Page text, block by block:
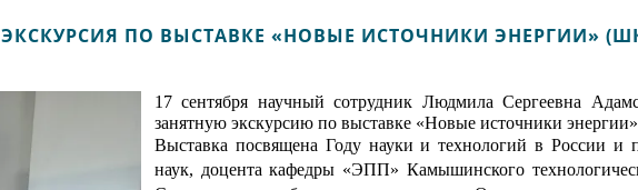
ЭКСКУРСИЯ ПО ВЫСТАВКЕ «НОВЫЕ ИСТОЧНИКИ ЭНЕРГИИ»
17 сентября научный сотрудник Людмила Сергеевна
занятную экскурсию по выставке «Новые источники
Выставка посвящена Году науки и технологий в России и
наук, доцента кафедры «ЭПП» Камышинского